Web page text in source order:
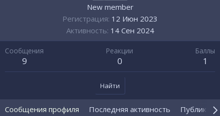
New member
Регистрация 12 Июн 2023
Активность 14 Сен 2024
Сообщения
9
Реакции
0
Баллы
1
Найти
Сообщения профиля Последняя активность